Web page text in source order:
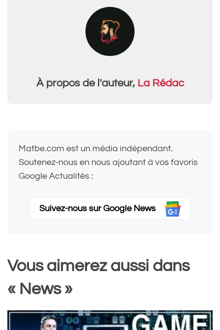
À propos de l'auteur, La Rédac
Matbe.com est un média indépendant.
Soutenez-nous en nous ajoutant à vos favoris
Google Actualités :
Suivez-nous sur Google News
Vous aimerez aussi dans
« News »